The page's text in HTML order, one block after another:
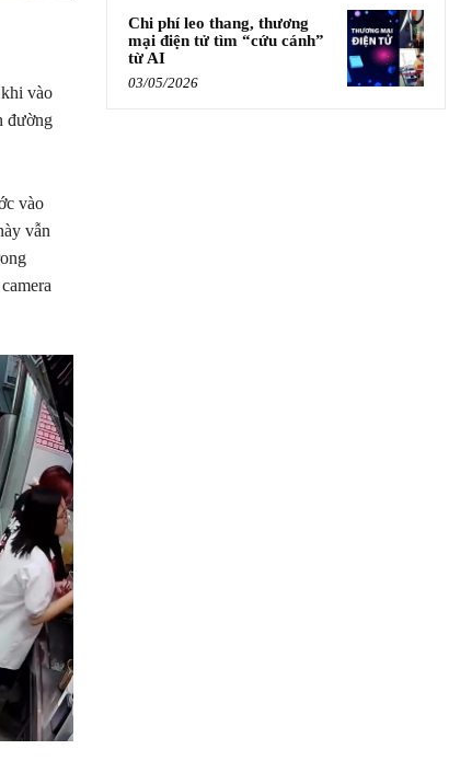
vào
đường
vào
vẫn
Chi phí leo thang, thương
mại điện tử tìm “cứu cánh”
từ AI
03/05/2026